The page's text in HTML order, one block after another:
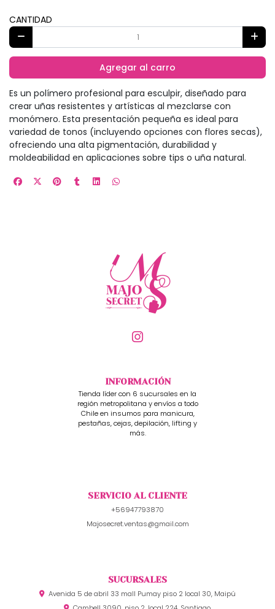
CANTIDAD
Agregar al carro
Es un polímero profesional para esculpir, diseñado para
crear uñas resistentes y artísticas al mezclarse con
monómero. Esta presentación pequeña es ideal para
variedad de tonos (incluyendo opciones con flores secas),
ofreciendo una alta pigmentación, durabilidad y
moldeabilidad en aplicaciones sobre tips o uña natural.
INFORMACIÓN
Tienda líder con 6 sucursales en la
región metropolitana y envíos a todo
Chile en insumos para manicura,
pestañas, cejas, depilación, lifting y
más.
SERVICIO AL CLIENTE
+56947793870
Majosecret.ventas@gmail.com
SUCURSALES
Avenida 5 de abril 33 mall Pumay piso 2 local 30, Maipú